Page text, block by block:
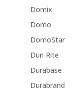
Domix
Domo
DomoStar
Dun Rite
Durabase
Durabrand